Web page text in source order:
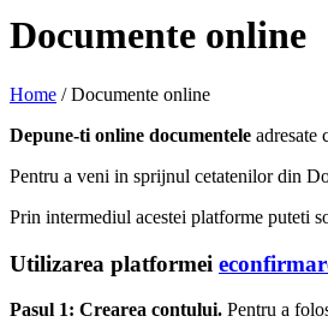
Documente online
Home /Documente online
Depune-ti online documentele adresate
Pentru a veni in sprijnul cetatenilor din
Prin intermediul acestei platforme puteti
Utilizarea platformei
Pasul 1: Crearea contului. Pentru a